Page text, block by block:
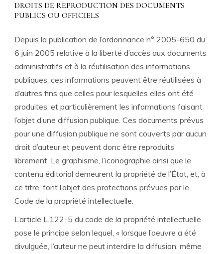
DROITS DE REPRODUCTION DES DOCUMENTS
PUBLICS OU OFFICIELS
Depuis la publication de l’ordonnance n° 2005-650 du
6 juin 2005 relative à la liberté d’accès aux documents
administratifs et à la réutilisation des informations
publiques, ces informations peuvent être réutilisées à
d’autres fins que celles pour lesquelles elles ont été
produites, et particulièrement les informations faisant
l’objet d’une diffusion publique. Ces documents prévus
pour une diffusion publique ne sont couverts par aucun
droit d’auteur et peuvent donc être reproduits
librement. Le graphisme, l’iconographie ainsi que le
contenu éditorial demeurent la propriété de l’État, et, à
ce titre, font l’objet des protections prévues par le
Code de la propriété intellectuelle.
L’article L.122-5 du code de la propriété intellectuelle
pose le principe selon lequel, « lorsque l’oeuvre a été
divulguée, l’auteur ne peut interdire la diffusion, même